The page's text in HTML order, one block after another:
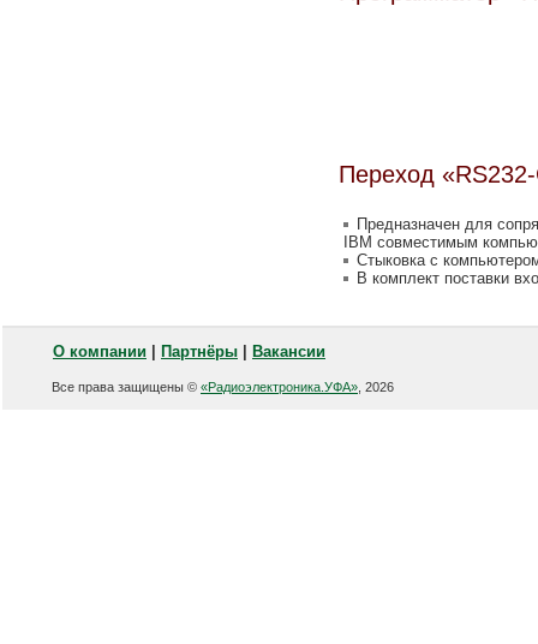
Переход
Предназначен для
IBM совместимым
Стыковка с
В комплект поставки
О компании Партнёры Вакансии
Все права защищены © «Радиоэлектроника.УФА» , 2026